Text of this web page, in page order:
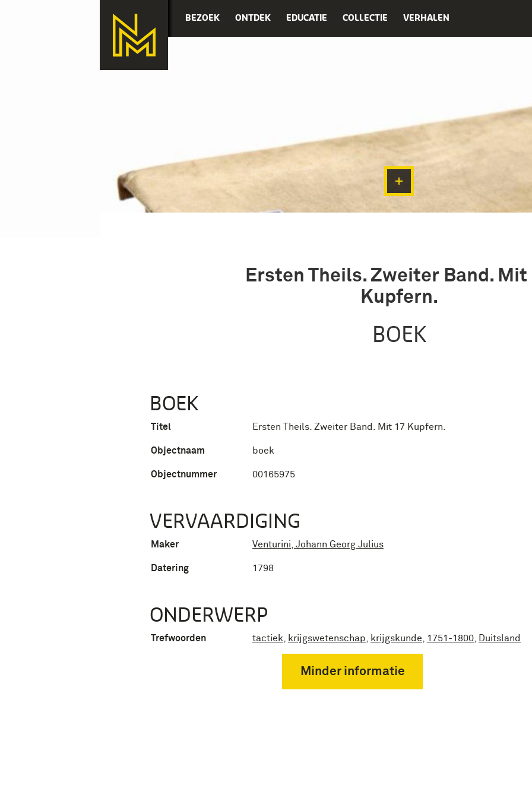
BEZOEK ONTDEK EDUCATIE COLLECTIE VERHALEN
Ersten Theils. Zweiter Band. Mit
Kupfern.
BOEK
BOEK
Titel Ersten Theils. Zweiter Band. Mit 17 Kupfern.
Objectnaam boek
Objectnummer 00165975
VERVAARDIGING
Maker Venturini, Johann Georg Julius
Datering 1798
ONDERWERP
Trefwoorden tactiek krijgswetenschap krijgskunde 1751-1800 Duitsland
Minder informatie